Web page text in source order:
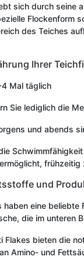
sich durch seine
Flockenform
des Teiches
Ihrer
Mal täglich
Sie lediglich die
und abends
und
haben eine
die im unteren
Flakes bieten die
Amino- und